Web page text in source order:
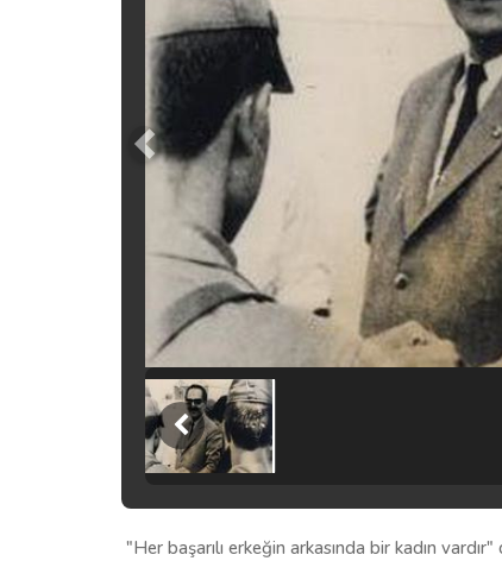
"Her başarılı erkeğin arkasında bir kadın